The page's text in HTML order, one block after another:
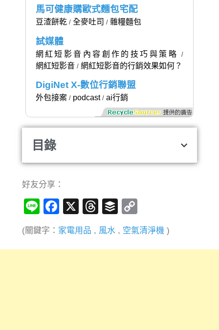
馬可健康購歐式麵包宅配
豆渣餅乾/ 全麥吐司 / 雜糧麵包
試媒體
網紅短影音內容創作的技巧與策略 /
網紅短影音/ 網紅短影音的行銷效果如何？
DigiNet X-數位行銷聯盟
外包接案/ podcast/ ai行銷
目錄
好友分享：
LineFacebook
X Threads
Buffer
Link
(關鍵字： 家電用品 , 風水, 空氣清淨機 )